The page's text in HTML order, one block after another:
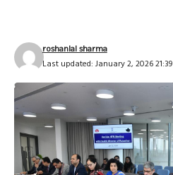
Last updated: January 2, 2026 21:39
roshanlal sharma